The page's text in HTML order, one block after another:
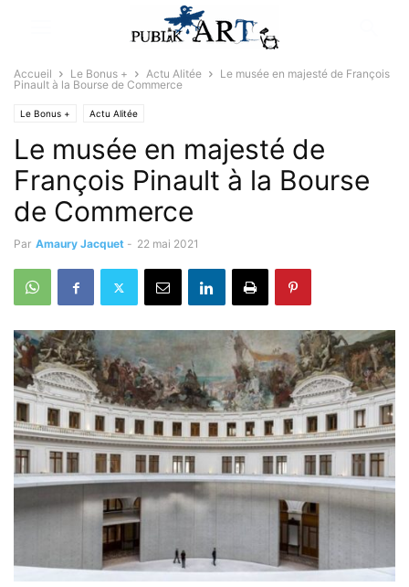
Accueil Le Bonus + Actu Alitée
Le musée en majesté de François
Pinault à la Bourse de Commerce
Le Bonus + Actu Alitée
Le musée en majesté de
François Pinault à la Bourse
de Commerce
Par Amaury Jacquet - 22 mai 2021